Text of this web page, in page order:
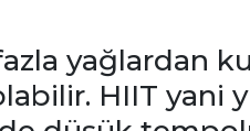
yağlardan
HIIT yani